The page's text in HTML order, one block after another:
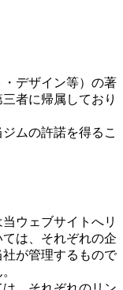
デザイン等）の著
者に帰属しており
ムの許諾を得るこ
ウェブサイトへリ
は、それぞれの企
が管理するもので